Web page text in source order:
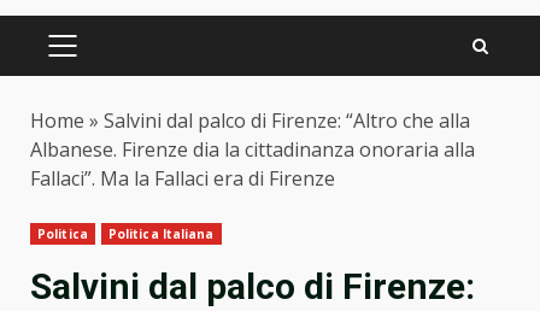
PRIMARY
Home » Salvini dal palco di Firenze: “Altro che alla
Albanese. Firenze dia la cittadinanza onoraria alla
Fallaci”. Ma la Fallaci era di Firenze
Politica Politica Italiana
Salvini dal palco di Firenze: